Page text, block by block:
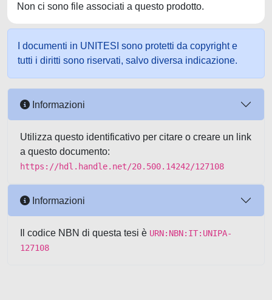
Non ci sono file associati a questo prodotto.
I documenti in UNITESI sono protetti da copyright e
tutti i diritti sono riservati, salvo diversa indicazione.
Informazioni
Utilizza questo identificativo per citare o creare un link
a questo documento:
https://hdl.handle.net/20.500.14242/127108
Informazioni
Il codice NBN di questa tesi è URN:NBN:IT:UNIPA-
127108